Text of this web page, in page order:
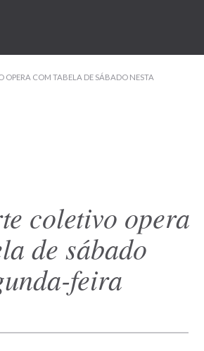
recolher
OPERA COM TABELA DE SÁBADO NESTA
coletivo opera
de sábado
feira